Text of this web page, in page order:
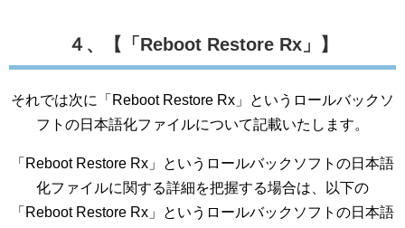
４、【「Reboot Restore Rx」】
それでは次に「Reboot Restore Rx」というロールバックソ
フトの日本語化ファイルについて記載いたします。
「Reboot Restore Rx」というロールバックソフトの日本語
化ファイルに関する詳細を把握する場合は、以下の
「Reboot Restore Rx」というロールバックソフトの日本語